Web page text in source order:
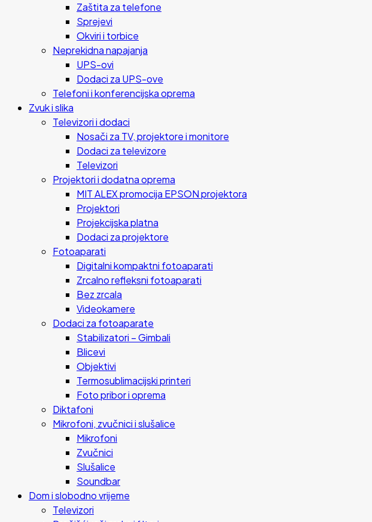
Zaštita za telefone
Sprejevi
Okviri i torbice
Neprekidna napajanja
UPS-ovi
Dodaci za UPS-ove
Telefoni i konferencijska oprema
Zvuk i slika
Televizori i dodaci
Nosači za TV, projektore i monitore
Dodaci za televizore
Televizori
Projektori i dodatna oprema
MIT ALEX promocija EPSON projektora
Projektori
Projekcijska platna
Dodaci za projektore
Fotoaparati
Digitalni kompaktni fotoaparati
Zrcalno refleksni fotoaparati
Bez zrcala
Videokamere
Dodaci za fotoaparate
Stabilizatori – Gimbali
Blicevi
Objektivi
Termosublimacijski printeri
Foto pribor i oprema
Diktafoni
Mikrofoni, zvučnici i slušalice
Mikrofoni
Zvučnici
Slušalice
Soundbar
Dom i slobodno vrijeme
Televizori